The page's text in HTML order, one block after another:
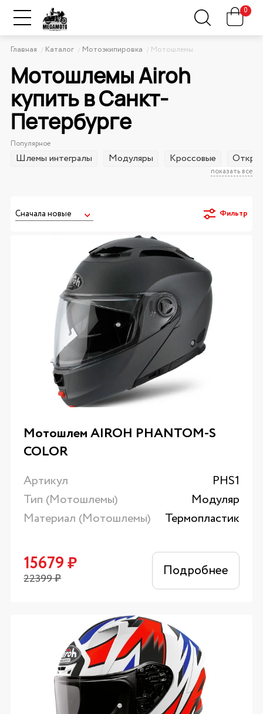
0
Главная Каталог Мотоэкипировка Мотошлемы
Мотошлемы Airoh
купить в Санкт-
Петербурге
Популярное
показать все
Шлемы интегралы Модуляры Кроссовые
Фильтр
Мотошлем AIROH PHANTOM-S
COLOR
Артикул
PHS1
Тип (Мотошлемы)
Модуляр
Материал (Мотошлемы)
Термопластик
15679₽
22399₽ Подробнее